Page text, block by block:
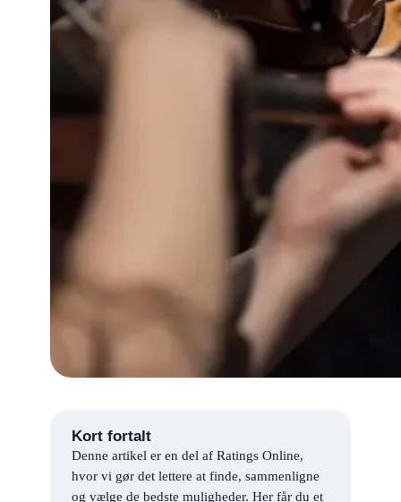
Kort fortalt
Denne artikel er en del af Ratings Online,
hvor vi gør det lettere at finde, sammenligne
og vælge de bedste muligheder. Her får du et